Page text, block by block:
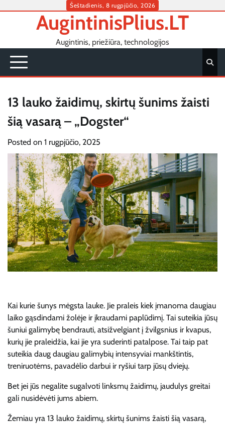
Šeštadienis, 8 rugpjūčio, 2026
AugintinisPlius.LT
Augintinis, priežiūra, technologijos
13 lauko žaidimų, skirtų šunims žaisti
šią vasarą – „Dogster“
Posted on 1 rugpjūčio, 2025
Kai kurie šunys mėgsta lauke. Jie praleis kiek įmanoma daugiau
laiko gąsdindami žolėje ir įkraudami paplūdimį. Tai suteikia jūsų
šuniui galimybę bendrauti, atsižvelgiant į žvilgsnius ir kvapus,
kurių jie praleidžia, kai jie yra suderinti patalpose. Tai taip pat
suteikia daug daugiau galimybių intensyviai mankštintis,
treniruotėms, pavadėlio darbui ir ryšiui tarp jūsų dviejų.
Bet jei jūs negalite sugalvoti linksmų žaidimų, jaudulys greitai
gali nusidėvėti jums abiem.
Žemiau yra 13 lauko žaidimų, skirtų šunims žaisti šią vasarą,